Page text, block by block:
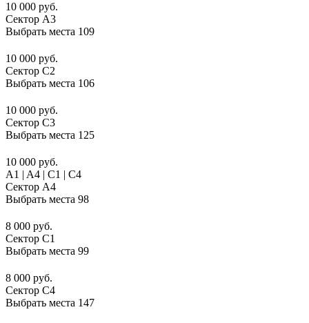
10 000 руб.
Сектор A3
Выбрать места 109
10 000 руб.
Сектор C2
Выбрать места 106
10 000 руб.
Сектор C3
Выбрать места 125
10 000 руб.
A1 | A4 | C1 | C4
Сектор A4
Выбрать места 98
8 000 руб.
Сектор C1
Выбрать места 99
8 000 руб.
Сектор C4
Выбрать места 147